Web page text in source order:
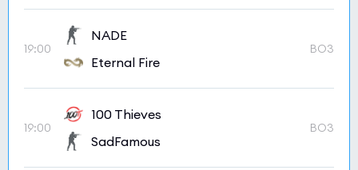
19:00
NADE
Eternal Fire
BO3
19:00
100 Thieves
SadFamous
BO3